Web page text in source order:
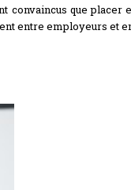
convaincus que placer
entre employeurs et